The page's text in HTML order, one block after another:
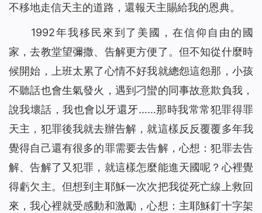
不移地走信天主的道路，還報天主賜給我的恩典。
1992年我移民來到了美國，在信仰自由的國
家，去教堂望彌撒、告解更方便了。但不知從什麼時
候開始，上班太累了心情不好我就總怨這怨那，小孩
不聽話也會生氣發火，遇到刁蠻的同事故意欺負我，
說我壞話，我也會以牙還牙……那時我常常犯罪得罪
天主，犯罪後我就去辦告解，就這樣反反覆覆多年我
覺得自己還有很多的罪需要去告解，心想：犯罪去告
解、告解了又犯罪，就這樣怎麼能進天國呢？心裡覺
得虧欠主。但想到主耶穌一次次把我從死亡線上救回
來，我心裡就受感動和激勵，心想：主耶穌釘十字架